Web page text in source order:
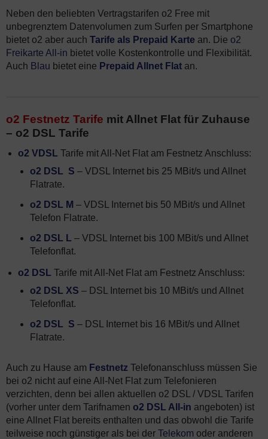
Neben den beliebten Vertragstarifen o2 Free mit
unbegrenztem Datenvolumen zum Surfen per Smartphone
bietet o2 aber auch Tarife als Prepaid Karte an. Die o2
Freikarte All-in bietet volle Kostenkontrolle und Flexibilität.
Auch Blau bietet eine Prepaid Allnet Flat an.
o2 Festnetz Tarife mit Allnet Flat für Zuhause
– o2 DSL Tarife
o2 VDSL Tarife mit All-Net Flat am Festnetz Anschluss:
o2 DSL S – VDSL Internet bis 25 MBit/s und Allnet
Flatrate.
o2 DSL M – VDSL Internet bis 50 MBit/s und Allnet
Telefon Flatrate.
o2 DSL L – VDSL Internet bis 100 MBit/s und Allnet
Telefonflat.
o2 DSL Tarife mit All-Net Flat am Festnetz Anschluss:
o2 DSL XS – DSL Internet bis 10 MBit/s und Allnet
Telefonflat.
o2 DSL S – DSL Internet bis 16 MBit/s und Allnet
Flatrate.
Auch zu Hause am Festnetz Telefonanschluss müssen Sie
bei o2 nicht auf eine All-Net Flat zum Telefonieren
verzichten, denn bei allen aktuellen o2 DSL / VDSL Tarifen
(vorher unter dem Tarifnamen o2 DSL All-in angeboten) ist
eine Allnet Flat bereits enthalten und das obwohl die Tarife
teilweise noch günstiger als bei der Telekom oder anderen